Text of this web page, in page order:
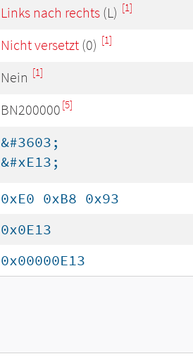
Links nach rechts (L) [1]
Nicht versetzt (0) [1]
Nein [1]
BN200000 [5]
&#3603;
&#xE13;
0xE0 0xB8 0x93
0x0E13
0x00000E13